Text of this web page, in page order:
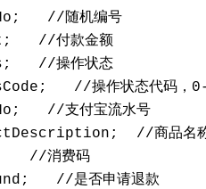
//随机编号
//付款金额
//操作状态
//操作状态代码，0-未支
//支付宝流水号
//商品名
//消费码
//是否申请退款